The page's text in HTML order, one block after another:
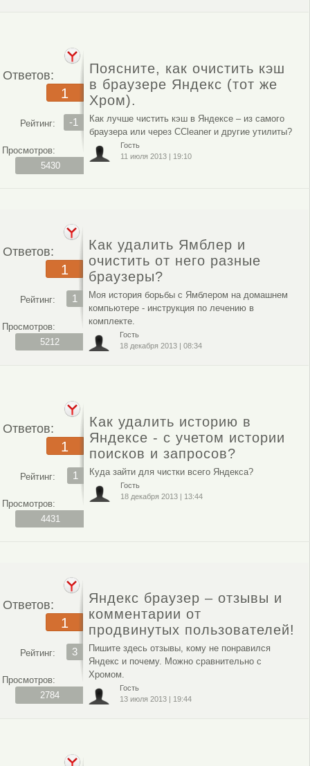
Ответов:
1
Рейтинг: -1
Просмотров:
5430
Поясните, как очистить кэш
в браузере Яндекс (тот же
Хром).
Как лучше чистить кэш в Яндексе – из самого
браузера или через CCleaner и другие утилиты?
Гость
11 июля 2013| 19:10
Ответов:
1
Рейтинг: 1
Просмотров:
5212
Как удалить Ямблер и
очистить от него разные
браузеры?
Моя история борьбы с Ямблером на домашнем
компьютере - инструкция по лечению в
комплекте.
Гость
18 декабря 2013 |08:34
Ответов:
1
Рейтинг: 1
Просмотров:
4431
Как удалить историю в
Яндексе - с учетом истории
поисков и запросов?
Куда зайти для чистки всего Яндекса?
Гость
18 декабря 2013| 13:44
Ответов:
1
Рейтинг: 3
Просмотров:
2784
Яндекс браузер – отзывы и
комментарии от
продвинутых пользователей!
Пишите здесь отзывы, кому не понравился
Яндекс и почему. Можно сравнительно с
Хромом.
Гость
13 июля 2013 | 19:44